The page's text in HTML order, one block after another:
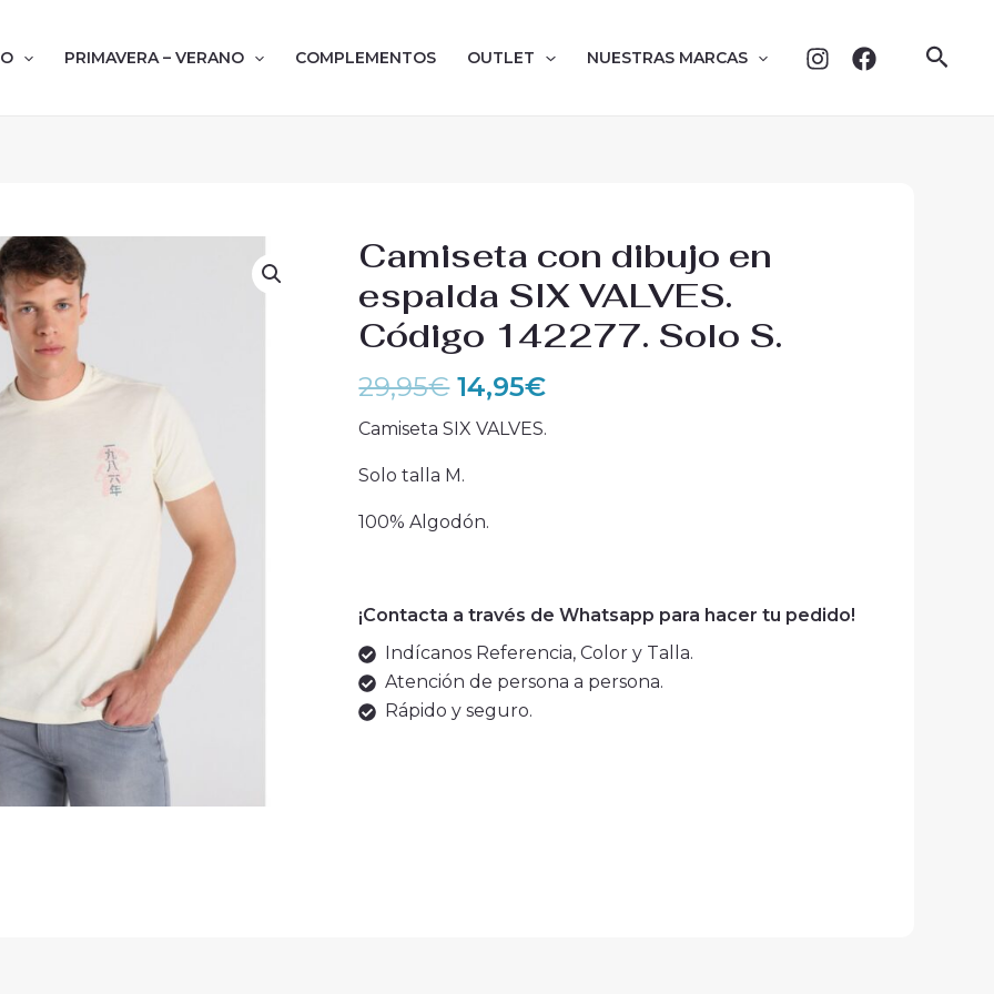
PRIMAVERA – VERANO COMPLEMENTOS OUTLET NUESTRAS MARCAS
Camiseta con dibujo en
espalda SIX VALVES.
Código 142277. Solo S.
29,95€
El
precio
original
era:
29,95€.
14,95€
El
precio
actual
es:
Camiseta SIX VALVES.
Solo talla M.
100% Algodón.
¡Contacta a través de Whatsapp para hacer tu pedido!
Indícanos Referencia, Color y Talla.
Atención de persona a persona.
Rápido y seguro.